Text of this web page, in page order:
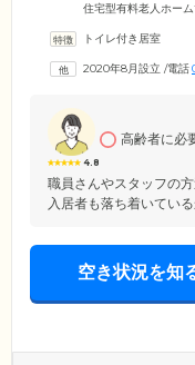
住宅型有料老人ホー
暮らしやすい住空間
活していただけるよ
トイレ付き居室
2020年8月設立 /電話
4.8
高齢者に必
職員さんやスタッフの
入居者も落ち着いてい
空き状況を知